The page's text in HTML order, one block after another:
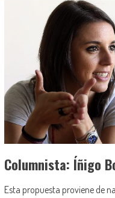
Columnista: Íñigo
Esta propuesta proviene de